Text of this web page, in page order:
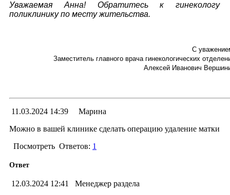
Уважаемая Анна! Обратитесь к гинекологу
поликлинику по месту жительства.
С
Заместитель главного врача гинекологических
Алексей Иванович
11.03.2024 14:39
Марина
Можно в вашей клинике сделать операцию удаление матки
Посмотреть Ответов: 1
Ответ
12.03.2024 12:41
Менеджер раздела